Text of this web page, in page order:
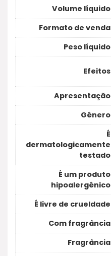
Volume líquido
Formato de venda
Peso líquido
Efeitos
Apresentação
Gênero
É
dermatologicamente
testado
É um produto
hipoalergênico
É livre de crueldade
Com fragrância
Fragrância